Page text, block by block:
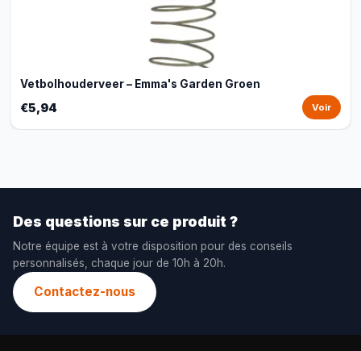
Vetbolhouderveer – Emma's Garden Groen
€5,94 Voir
Des questions sur ce produit ?
Notre équipe est à votre disposition pour des conseils
personnalisés, chaque jour de 10h à 20h.
Contactez-nous